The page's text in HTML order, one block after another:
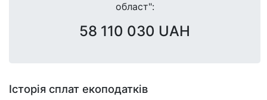
област":
58 110 030 UAH
Історія сплат екоподатків